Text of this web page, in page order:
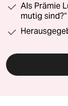
Als Prämie
mutig sind?“